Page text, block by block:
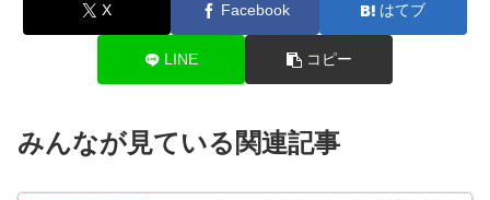
X Facebook はてブ
LINE コピー
みんなが見ている関連記事